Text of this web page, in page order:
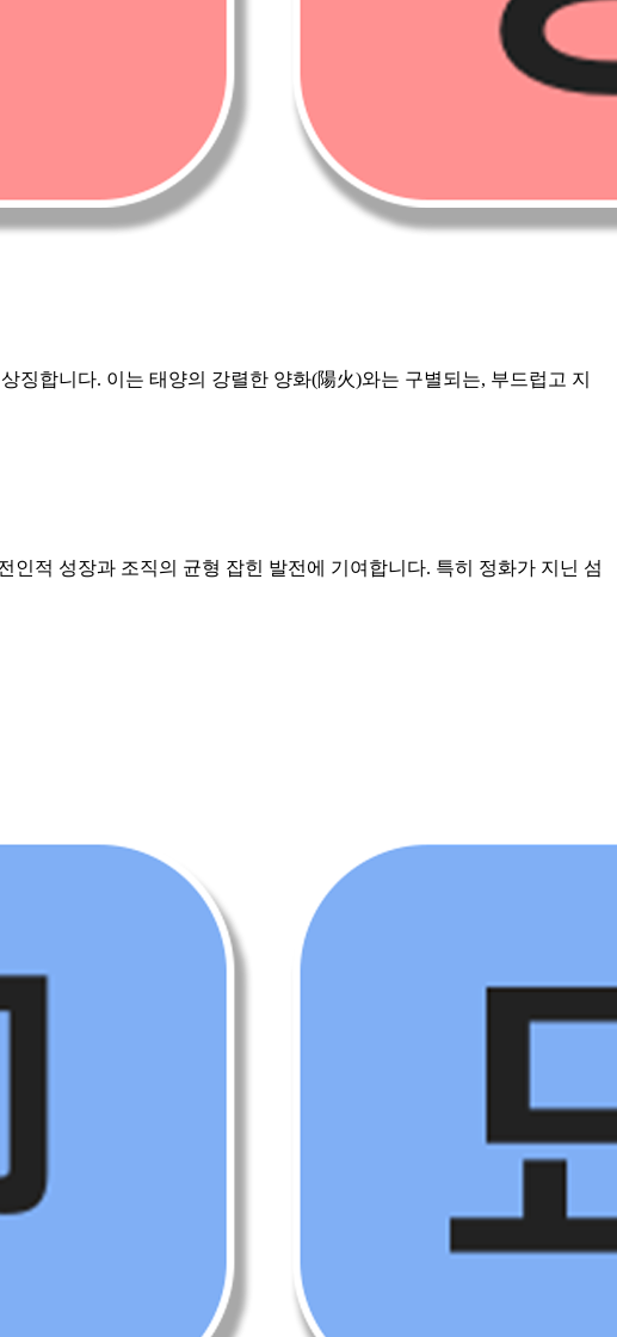
합니다. 이는 태양의 강렬한 양화(陽火)와는 구별되는, 부드럽고 지
적 성장과 조직의 균형 잡힌 발전에 기여합니다. 특히 정화가 지닌 섬